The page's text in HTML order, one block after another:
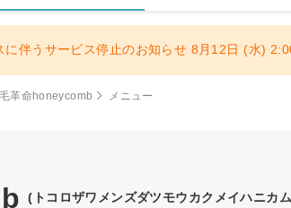
に伴うサービス停止のお知らせ 8月12日 (水)
革命honeycomb メニュー
(トコロザワメンズダツモウカクメイハニカ